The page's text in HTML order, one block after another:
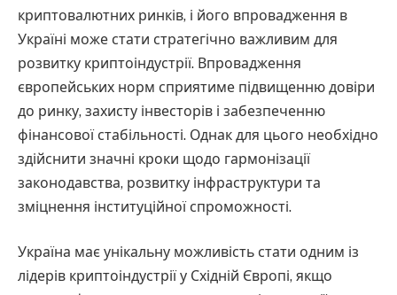
криптовалютних ринків, і його впровадження в
Україні може стати стратегічно важливим для
розвитку криптоіндустрії. Впровадження
європейських норм сприятиме підвищенню довіри
до ринку, захисту інвесторів і забезпеченню
фінансової стабільності. Однак для цього необхідно
здійснити значні кроки щодо гармонізації
законодавства, розвитку інфраструктури та
зміцнення інституційної спроможності.
Україна має унікальну можливість стати одним із
лідерів криптоіндустрії у Східній Європі, якщо